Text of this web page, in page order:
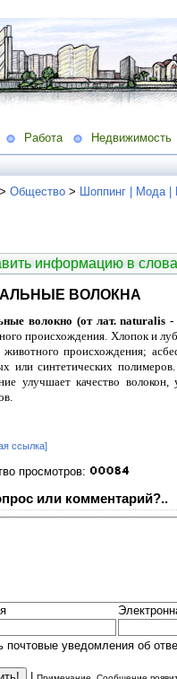
Работа Недвижимость
> Общество > Шоппинг | Мода |
информацию в
ВОЛОКНА
волокно (от лат. naturalis -
происхождения. Хлопок и
животного происхождения;
или синтетических
улучшает качество волокон,
ссылка]
просмотров:
или комментарий?..
почтовые уведомления об